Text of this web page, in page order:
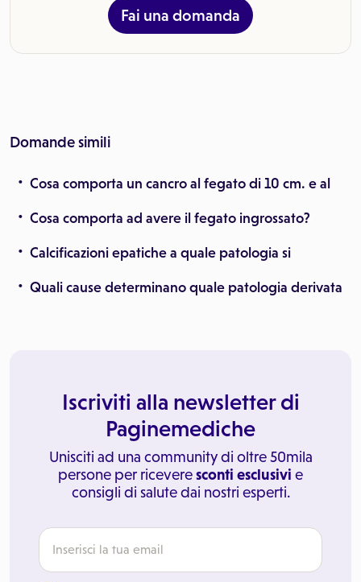
Fai una domanda
Domande simili
Cosa comporta un cancro al fegato di 10 cm. e al
Cosa comporta ad avere il fegato ingrossato?
Calcificazioni epatiche a quale patologia si
Quali cause determinano quale patologia derivata
Iscriviti alla newsletter di
Paginemediche
Unisciti ad una community di oltre 50mila
persone per riceveresconti esclusivi e
consigli di salute dai nostri esperti.